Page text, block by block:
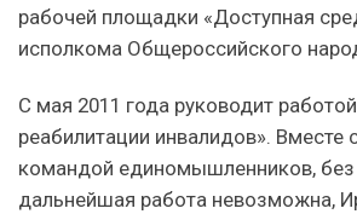
рабочей площадки «Доступная
исполкома Общероссийского
С мая 2011 года руководит
реабилитации инвалидов». Вместе
командой единомышленников,
дальнейшая работа невозможна,